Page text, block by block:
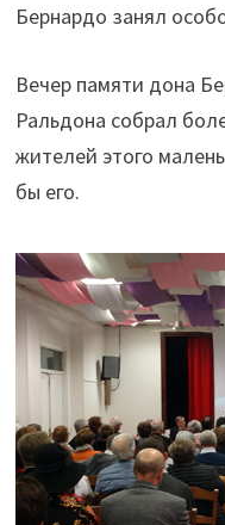
Бернардо занял
Вечер памяти дона
Ральдона собрал
жителей этого
бы его.